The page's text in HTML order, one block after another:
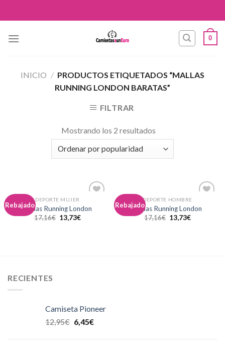
to
0
INICIO / PRODUCTOS ETIQUETADOS “MALLAS
RUNNING LONDON BARATAS”
FILTRAR
Mostrando los 2 resultados
Rebajado
a la
DEPORTE MUJER
Mallas Running London
17,16€ 13,73€
Rebajado
a la
DEPORTE HOMBRE
Mallas Running London
17,16€ 13,73€
RECIENTES
Camiseta Pioneer
12,95€ 6,45€